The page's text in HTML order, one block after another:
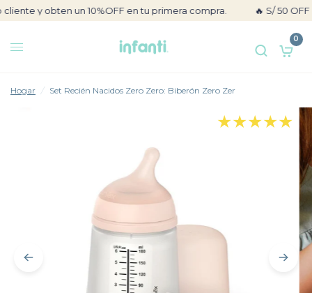
y obten un 10%OFF en tu primera compra. 🔥 S/ 50 OFF
0
Hogar / Set Recién Nacidos Zero Zero: Biberón Zero Zer
★★★★★